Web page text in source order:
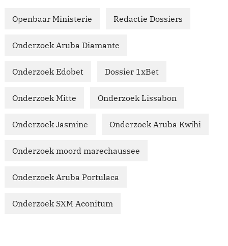
Openbaar Ministerie Redactie Dossiers
Onderzoek Aruba Diamante
Onderzoek Edobet Dossier 1xBet
Onderzoek Mitte Onderzoek Lissabon
Onderzoek Jasmine Onderzoek Aruba Kwihi
Onderzoek moord marechaussee
Onderzoek Aruba Portulaca
Onderzoek SXM Aconitum